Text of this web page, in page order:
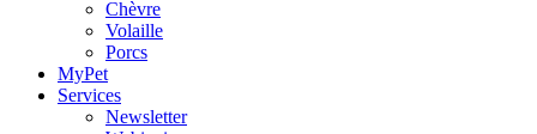
Chèvre
Volaille
Porcs
MyPet
Services
Newsletter